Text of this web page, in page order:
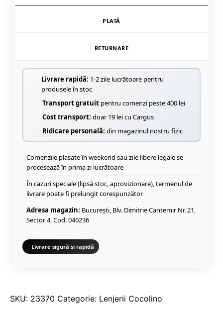
PLATĂ
RETURNARE
Livrare rapidă: 1-2 zile lucrătoare pentru
produsele în stoc
Transport gratuit pentru comenzi peste 400 lei
Cost transport: doar 19 lei cu Cargus
Ridicare personală: din magazinul nostru fizic
Comenzile plasate în weekend sau zile libere legale se
procesează în prima zi lucrătoare
În cazuri speciale (lipsă stoc, aprovizionare), termenul de
livrare poate fi prelungit corespunzător
Adresa magazin: București, Blv. Dimitrie Cantemir Nr. 21,
Sector 4, Cod. 040236
Livrare sigură și rapidă
SKU: 23370 Categorie: Lenjerii Cocolino